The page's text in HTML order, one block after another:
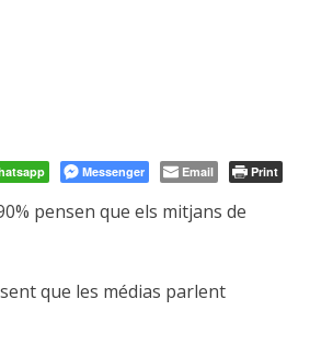
Messenger Email Print
pensen que els mitjans de
que les médias parlent